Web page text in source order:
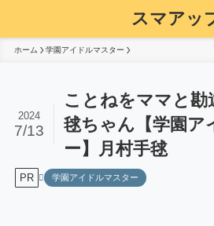
スマアッ
ホーム 学園アイドルマスター
ことねをママと
毬ちゃん【学園ア
ー】月村手毬
2024
7/13
PR 学園アイドルマスター